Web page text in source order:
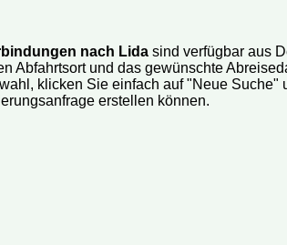
Kann ich einen bestimmten Sitzplatz
Kann ich mit dem Bus ein Päckchen
nach Lidasind verfügbar aus
Abfahrtsort und das gewünschte
klicken Sie einfach auf "Neue
erstellen können.